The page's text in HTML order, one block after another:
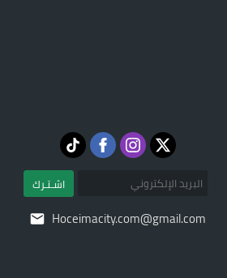
اشـتـرك
Hoceimacity.com@gmail.com